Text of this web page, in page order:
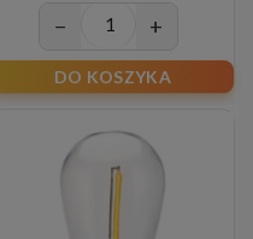
− +
DO KOSZYKA